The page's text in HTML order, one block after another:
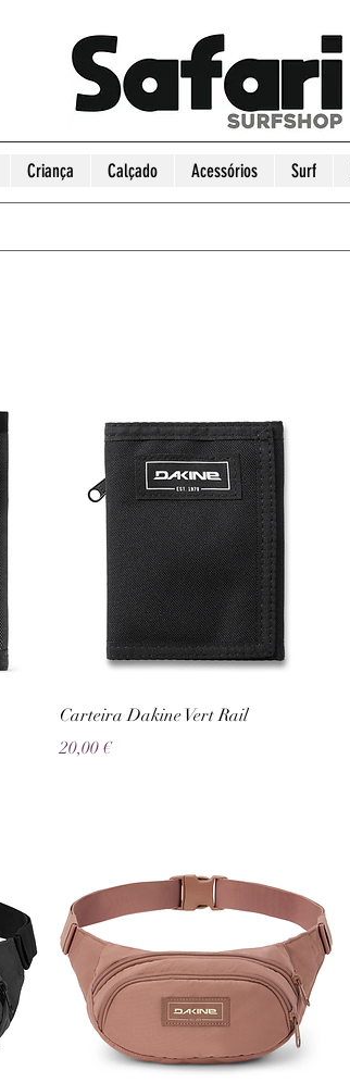
Criança Calçado Acessórios Surf
Carteira Dakine Vert Rail
Preço
20,00 €